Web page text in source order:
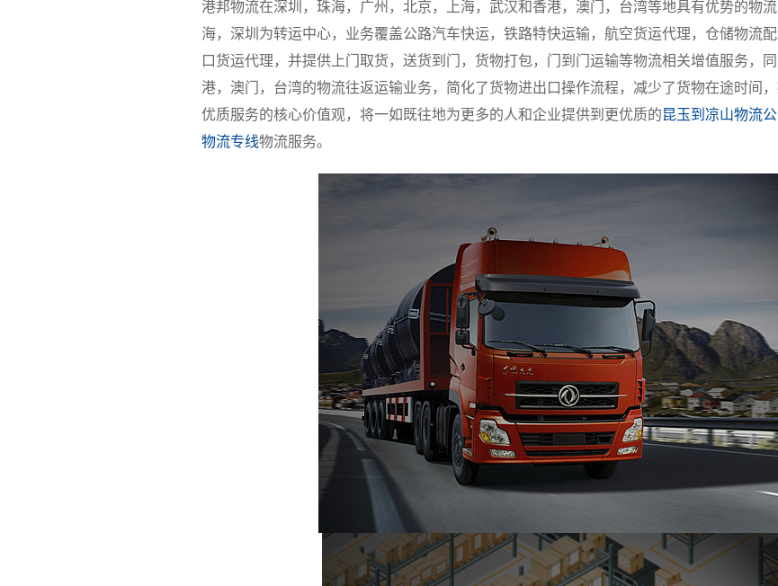
港邦物流在深圳，珠海，广州，北京，上海，武汉和香港，澳门，台湾等地具有优势的物
海，深圳为转运中心，业务覆盖公路汽车快运，铁路特快运输，航空货运代理，仓储物流
口货运代理，并提供上门取货，送货到门，货物打包，门到门运输等物流相关增值服务，
港，澳门，台湾的物流往返运输业务，简化了货物进出口操作流程，减少了货物在途时间
优质服务的核心价值观，将一如既往地为更多的人和企业提供到更优质的昆玉到凉山物流
物流专线物流服务。